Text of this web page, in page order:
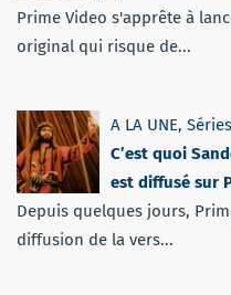
Prime Video s'apprête à
original qui risque de...
A LA UNE,
C’est quoi
est diffusé sur
Depuis quelques jours,
diffusion de la vers...